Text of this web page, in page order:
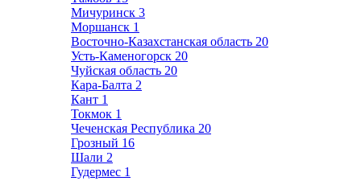
Мичуринск 3
Моршанск 1
Восточно-Казахстанская область 20
Усть-Каменогорск 20
Чуйская область 20
Кара-Балта 2
Кант 1
Токмок 1
Чеченская Республика 20
Грозный 16
Шали 2
Гудермес 1